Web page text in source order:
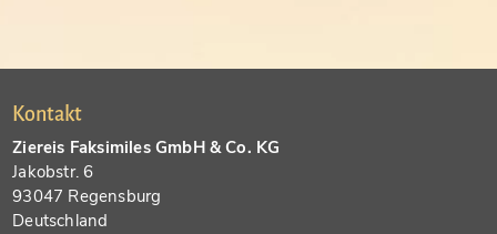
Kontakt
Ziereis Faksimiles GmbH & Co. KG
Jakobstr. 6
93047 Regensburg
Deutschland